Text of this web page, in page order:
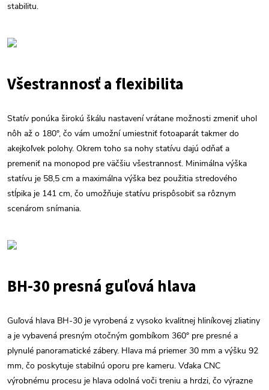
stabilitu.
Všestrannosť a flexibilita
Statív ponúka širokú škálu nastavení vrátane možnosti zmeniť uhol
nôh až o 180°, čo vám umožní umiestniť fotoaparát takmer do
akejkoľvek polohy. Okrem toho sa nohy statívu dajú odňať a
premeniť na monopod pre väčšiu všestrannosť. Minimálna výška
statívu je 58,5 cm a maximálna výška bez použitia stredového
stĺpika je 141 cm, čo umožňuje statívu prispôsobiť sa rôznym
scenárom snímania.
BH-30 presná guľová hlava
Guľová hlava BH-30 je vyrobená z vysoko kvalitnej hliníkovej zliatiny
a je vybavená presným otočným gombíkom 360° pre presné a
plynulé panoramatické zábery. Hlava má priemer 30 mm a výšku 92
mm, čo poskytuje stabilnú oporu pre kameru. Vďaka CNC
výrobnému procesu je hlava odolná voči treniu a hrdzi, čo výrazne